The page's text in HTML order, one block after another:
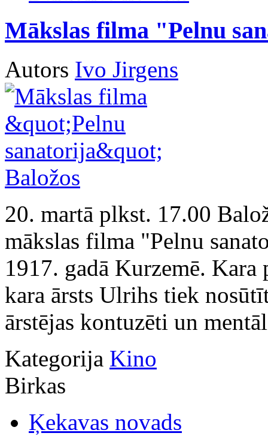
Mākslas filma "Pelnu
Autors Ivo Jirgens
20. martā plkst. 17.00
mākslas filma "Pelnu
1917. gadā Kurzemē. Kara
kara ārsts Ulrihs tiek
ārstējas kontuzēti un
Kategorija Kino
Birkas
Ķekavas novads